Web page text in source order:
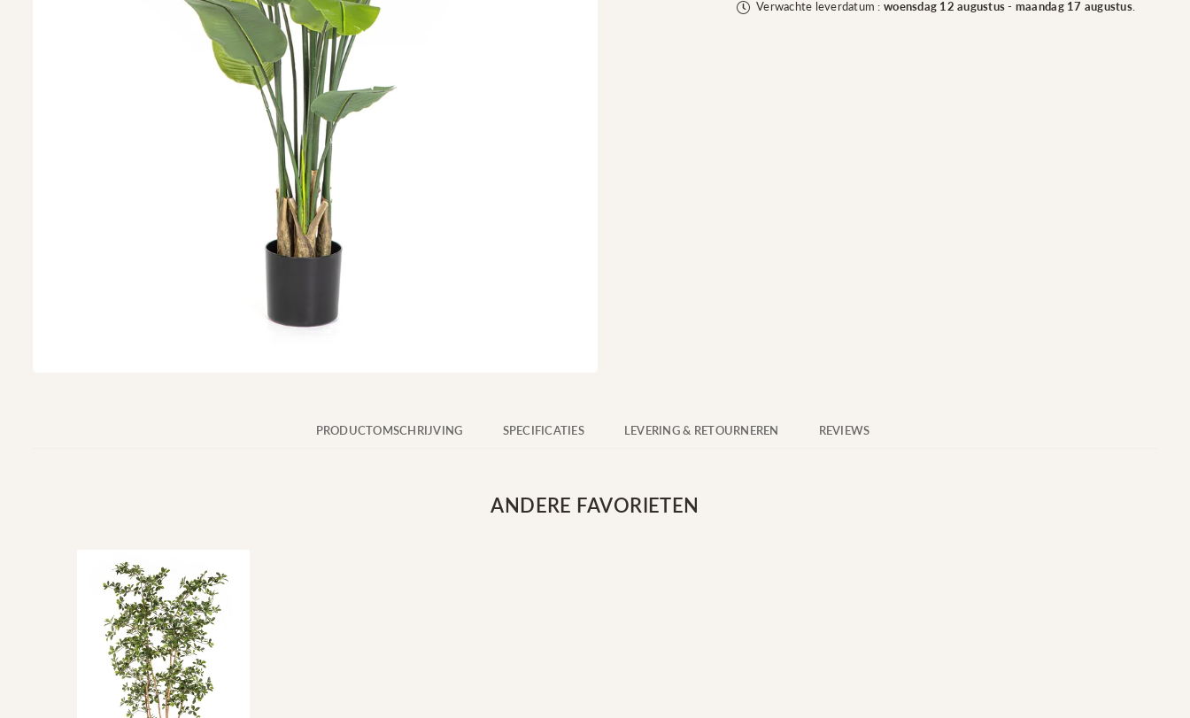
Verwachte leverdatum : woensdag 12 augustus- maandag 17 augustus.
PRODUCTOMSCHRIJVING SPECIFICATIES LEVERING & RETOURNEREN REVIEWS
ANDERE FAVORIETEN